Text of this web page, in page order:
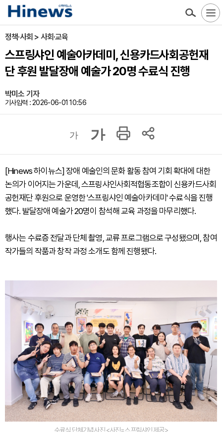
정책·사회 > 사회·교육
스프링샤인 예술아카데미, 신용카드사회공헌재
단 후원 발달장애 예술가 20명 수료식 진행
박미소 기자
기사입력 : 2026-06-01 10:56
가 가
[Hinews 하이뉴스] 장애 예술인의 문화 활동 참여 기회 확대에 대한
논의가 이어지는 가운데, 스프링샤인사회적협동조합이 신용카드사회
공헌재단 후원으로 운영한 '스프링샤인 예술아카데미' 수료식을 진행
했다. 발달장애 예술가 20명이 참석해 교육 과정을 마무리했다.
행사는 수료증 전달과 단체 촬영, 교류 프로그램으로 구성됐으며, 참여
작가들의 작품과 창작 과정 소개도 함께 진행됐다.
수료식 단체기념사진 <사진=스프링샤인 제공>